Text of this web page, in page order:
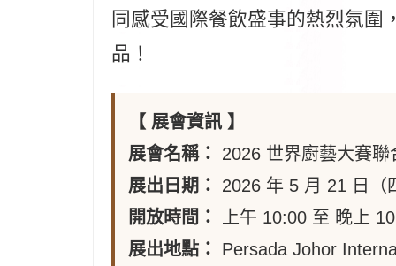
同感受國際餐飲盛事的熱烈氛圍
品！
【 展會資訊 】
展會名稱：
2026 世界廚藝大賽聯
展出日期：
2026 年 5 月 21 日（
開放時間：
上午 10:00 至 晚上
展出地點：
Persada Johor